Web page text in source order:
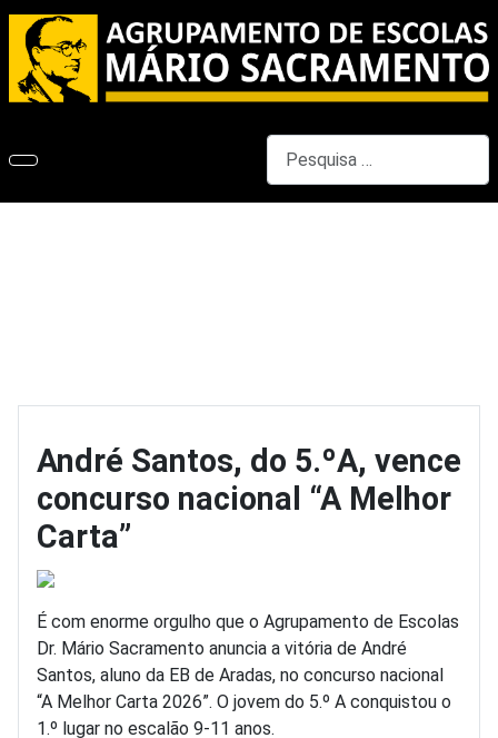
André Santos, do 5.ºA, vence
concurso nacional “A Melhor
Carta”
É com enorme orgulho que o Agrupamento de Escolas
Dr. Mário Sacramento anuncia a vitória de André
Santos, aluno da EB de Aradas, no concurso nacional
“A Melhor Carta 2026”. O jovem do 5.º A conquistou o
1.º lugar no escalão 9-11 anos.